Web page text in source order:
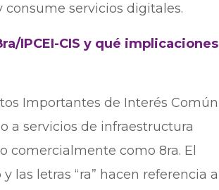
servicios digitales.
IPCEI-CIS y qué implicaciones
Importantes de Interés Común
a servicios de infraestructura
comercialmente como 8ra. El
letras “ra” hacen referencia a